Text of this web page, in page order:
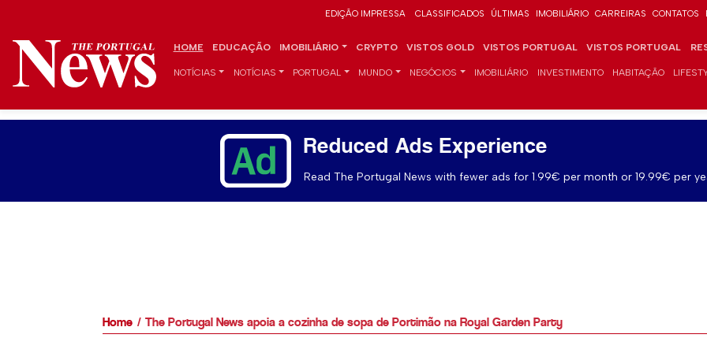
EDIÇÃO IMPRESSA CLASSIFICADOS ÚLTIMAS IMOBILIÁRIO CARREIRAS CONTATOS
HOME EDUCAÇÃO IMOBILIÁRIO CRYPTO VISTOS GOLD VISTOS PORTUGAL VISTOS PORTUGAL
NOTÍCIAS NOTÍCIAS PORTUGAL MUNDO NEGÓCIOS IMOBILIÁRIO INVESTIMENTO HABITAÇÃO
Reduced Ads Experience
Read The Portugal News with fewer ads for 1.99€ per month or 19.99€ per
Home The Portugal News apoia a cozinha de sopa de Portimão na Royal Garden Party